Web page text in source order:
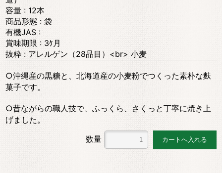
容量 : 12本
商品形態 : 袋
有機JAS :
賞味期限 : 3ｹ月
抜粋 : アレルゲン（28品目）<br> 小麦
○沖縄産の黒糖と、北海道産の小麦粉でつくった素朴な麩
菓子です。
○昔ながらの職人技で、ふっくら、さくっと丁寧に焼き上
げました。
数量